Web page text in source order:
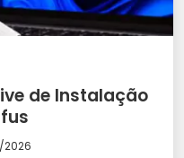
de Instalação